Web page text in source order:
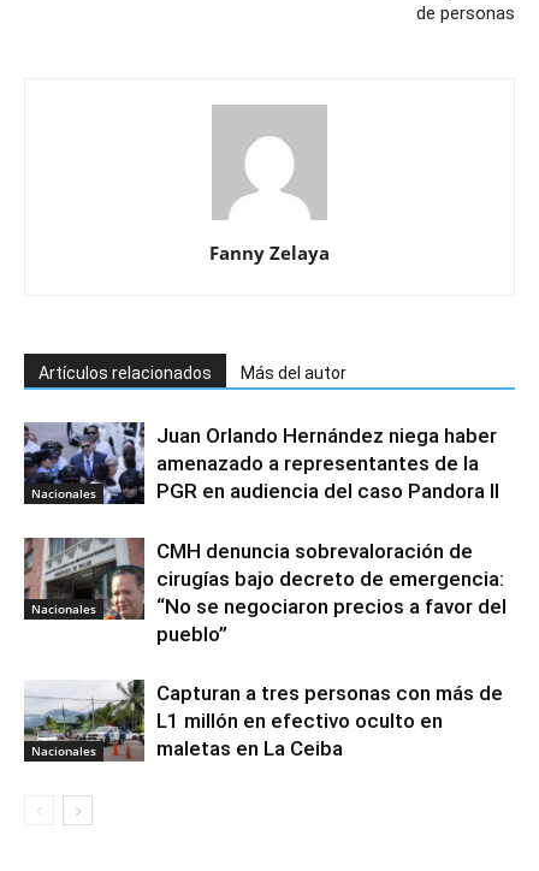
de personas
Fanny Zelaya
Artículos relacionados Más del autor
Nacionales
Juan Orlando Hernández niega haber
amenazado a representantes de la
PGR en audiencia del caso Pandora II
Nacionales
CMH denuncia sobrevaloración de
cirugías bajo decreto de emergencia:
“No se negociaron precios a favor del
pueblo”
Nacionales
Capturan a tres personas con más de
L1 millón en efectivo oculto en
maletas en La Ceiba